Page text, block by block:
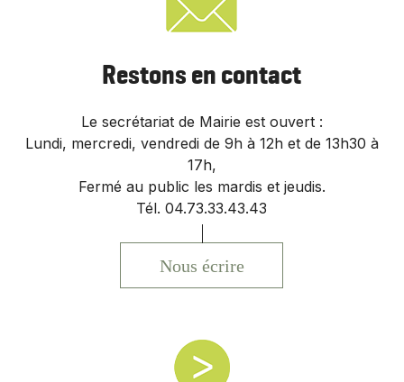
Restons en contact
Le secrétariat de Mairie est ouvert :
Lundi, mercredi, vendredi de 9h à 12h et de 13h30 à
17h,
Fermé au public les mardis et jeudis.
Tél. 04.73.33.43.43
Nous écrire